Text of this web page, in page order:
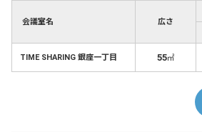
会議室名 広さ
TIME SHARING 銀座一丁目 55㎡